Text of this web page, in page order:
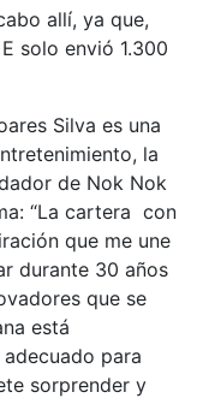
allí, ya que,
solo envió 1.300
Silva es una
la
de Nok Nok
“La cartera con
que me une
durante 30 años
que se
está
para
sorprender y